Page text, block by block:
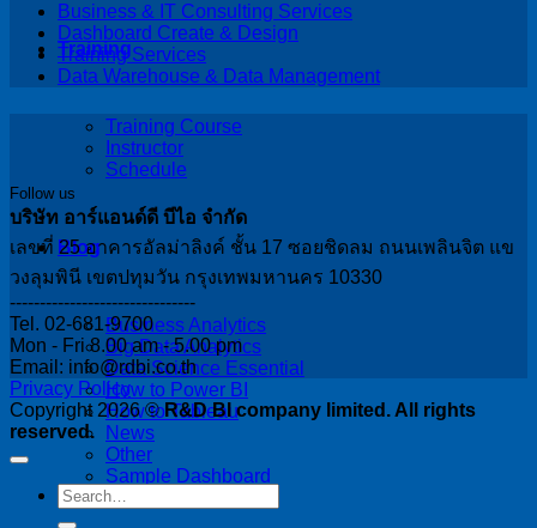
Training
Training Course
Instructor
Schedule
Blog
Business Analytics
Big Data Analytics
Data Science Essential
How to Power BI
How to Tableau
News
Other
Sample Dashboard
Business & IT Consulting Services
Dashboard Create & Design
Training Services
Data Warehouse & Data Management
Follow us
บริษัท อาร์แอนด์ดี บีไอ จำกัด
เลขที่ 25 อาคารอัลม่าลิงค์ ชั้น 17 ซอยชิดลม ถนนเพลินจิต แข
วงลุมพินี เขตปทุมวัน กรุงเทพมหานคร 10330
-------------------------------
Tel. 02-681-9700
Mon - Fri 8.00 am - 5.00 pm
Email: info@rdbi.co.th
Privacy Policy
Copyright 2026 ©R&D BI company limited. All rights
reserved.